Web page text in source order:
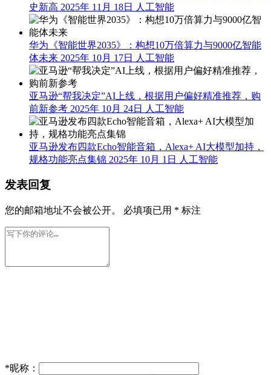
史新高 2025年 11月 18日 人工智能
华为《智能世界2035》：构想10万倍算力与9000亿智能
体未来 2025年 10月 17日 人工智能
亚马逊“帮我决定”AI上线，根据用户偏好精准推荐，购
前新参考 2025年 10月 24日 人工智能
亚马逊发布四款Echo智能音箱，Alexa+ AI大模型加持，
规格功能亮点集锦 2025年 10月 1日 人工智能
发表回复
您的邮箱地址不会被公开。 必填项已用 * 标注
*昵称：